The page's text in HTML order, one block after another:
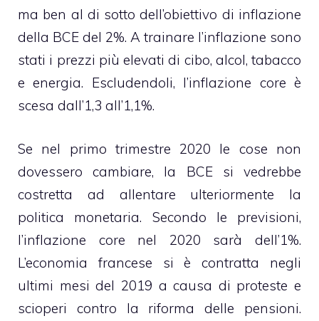
ma ben al di sotto dell’obiettivo di inflazione
della BCE del 2%. A trainare l’inflazione sono
stati i prezzi più elevati di cibo, alcol, tabacco
e energia. Escludendoli, l’inflazione core è
scesa dall’1,3 all’1,1%.
Se nel primo trimestre 2020 le cose non
dovessero cambiare, la BCE si vedrebbe
costretta ad allentare ulteriormente la
politica monetaria. Secondo le previsioni,
l’inflazione core nel 2020 sarà dell’1%.
L’economia francese si è contratta negli
ultimi mesi del 2019 a causa di proteste e
scioperi contro la riforma delle pensioni.